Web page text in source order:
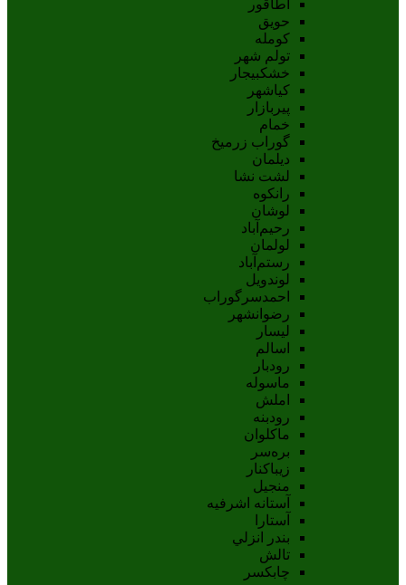
اطاقور
حویق
کومله
تولم شهر
خشکبیجار
کیاشهر
پیربازار
خمام
گوراب زرمیخ
دیلمان
لشت نشا
رانکوه
لوشان
رحیم‌آباد
لولمان
رستم‌آباد
لوندویل
احمدسرگوراب
رضوانشهر
لیسار
اسالم
رودبار
ماسوله
املش
رودبنه
ماکلوان
بره‌سر
زیباکنار
منجیل
آستانه اشرفيه
آستارا
بندر انزلي
تالش
چابکسر